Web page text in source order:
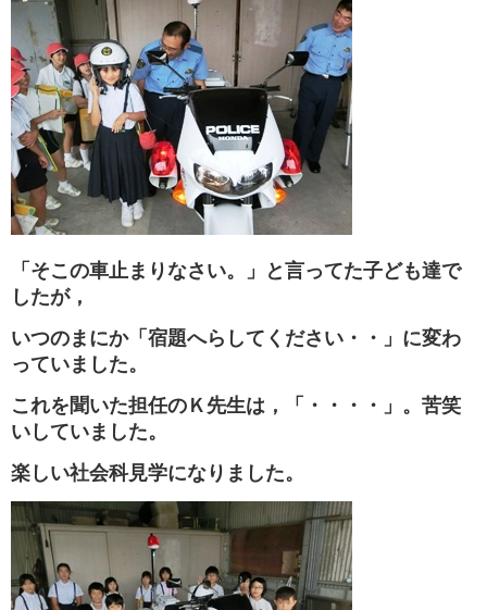
「そこの車止まりなさい。」と言ってた子ども達で
したが，
いつのまにか「宿題へらしてください・・」に変わ
っていました。
これを聞いた担任のＫ先生は，「・・・・」。苦笑
いしていました。
楽しい社会科見学になりました。